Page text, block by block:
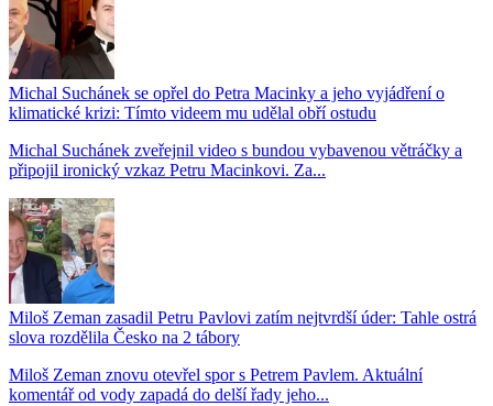
Michal Suchánek se opřel do Petra Macinky a jeho vyjádření o
klimatické krizi: Tímto videem mu udělal obří ostudu
Michal Suchánek zveřejnil video s bundou vybavenou větráčky a
připojil ironický vzkaz Petru Macinkovi. Za...
Miloš Zeman zasadil Petru Pavlovi zatím nejtvrdší úder: Tahle ostrá
slova rozdělila Česko na 2 tábory
Miloš Zeman znovu otevřel spor s Petrem Pavlem. Aktuální
komentář od vody zapadá do delší řady jeho...